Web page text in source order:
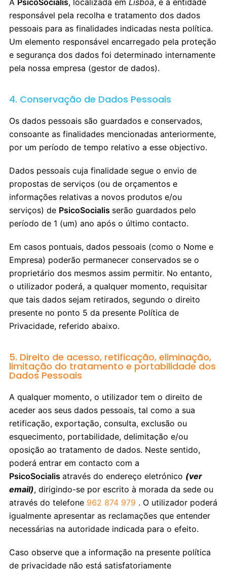
A PsicoSocialis, localizada em Lisboa, é a entidade
responsável pela recolha e tratamento dos dados
pessoais para as finalidades indicadas nesta política.
Um elemento responsável encarregado pela proteção
e segurança dos dados foi determinado internamente
pela nossa empresa (gestor de dados).
4. Conservação de Dados Pessoais
Os dados pessoais são guardados e conservados,
consoante as finalidades mencionadas anteriormente,
por um período de tempo relativo a esse objectivo.
Dados pessoais cuja finalidade segue o envio de
propostas de serviços (ou de orçamentos e
informações relativas a novos produtos e/ou
serviços) de PsicoSocialis serão guardados pelo
período de 1 (um) ano após o último contacto.
Em casos pontuais, dados pessoais (como o Nome e
Empresa) poderão permanecer conservados se o
proprietário dos mesmos assim permitir. No entanto,
o utilizador poderá, a qualquer momento, requisitar
que tais dados sejam retirados, segundo o direito
presente no ponto 5 da presente Política de
Privacidade, referido abaixo.
5. Direito de acesso, retificação, eliminação,
limitação do tratamento e portabilidade dos
Dados Pessoais
A qualquer momento, o utilizador tem o direito de
aceder aos seus dados pessoais, tal como a sua
retificação, exportação, consulta, exclusão ou
esquecimento, portabilidade, delimitação e/ou
oposição ao tratamento de dados. Neste sentido,
poderá entrar em contacto com a
PsicoSocialis através do endereço eletrónico (ver
email), dirigindo-se por escrito à morada da sede ou
através do telefone 962 874 979 . O utilizador poderá
igualmente apresentar as reclamações que entender
necessárias na autoridade indicada para o efeito.
Caso observe que a informação na presente política
de privacidade não está satisfatoriamente